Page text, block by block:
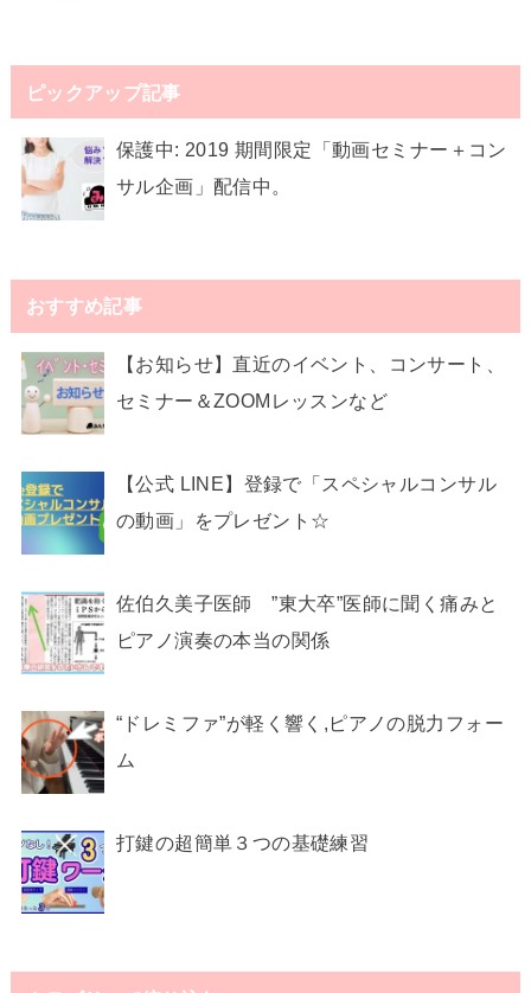
ピックアップ記事
保護中: 2019 期間限定「動画セミナー＋コン
サル企画」配信中。
おすすめ記事
【お知らせ】直近のイベント、コンサート、
セミナー＆ZOOMレッスンなど
【公式 LINE】登録で「スペシャルコンサル
の動画」をプレゼント☆
佐伯久美子医師 ”東大卒”医師に聞く痛みと
ピアノ演奏の本当の関係
“ドレミファ”が軽く響く,ピアノの脱力フォー
ム
打鍵の超簡単３つの基礎練習